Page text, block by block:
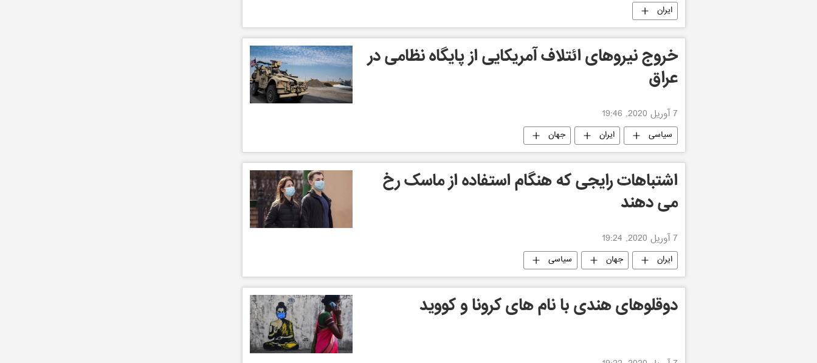
ایران
خروج نیروهای ائتلاف آمریکایی از پایگاه نظامی در
عراق
7 آوریل 2020, 19:46
سیاسی ایران جهان
اشتباهات رایجی که هنگام استفاده از ماسک رخ
می دهند
7 آوریل 2020, 19:24
ایران جهان سیاسی
دوقلوهای هندی با نام های کرونا و کووید